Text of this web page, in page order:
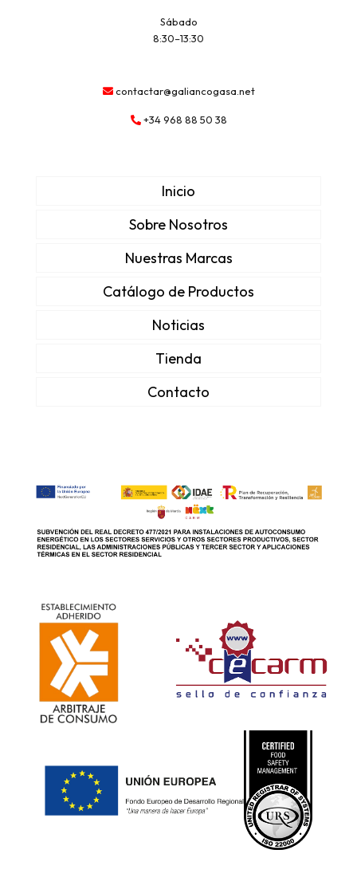
Sábado
8:30–13:30
contactar@galiancogasa.net
+34 968 88 50 38
Inicio
Sobre Nosotros
Nuestras Marcas
Catálogo de Productos
Noticias
Tienda
Contacto